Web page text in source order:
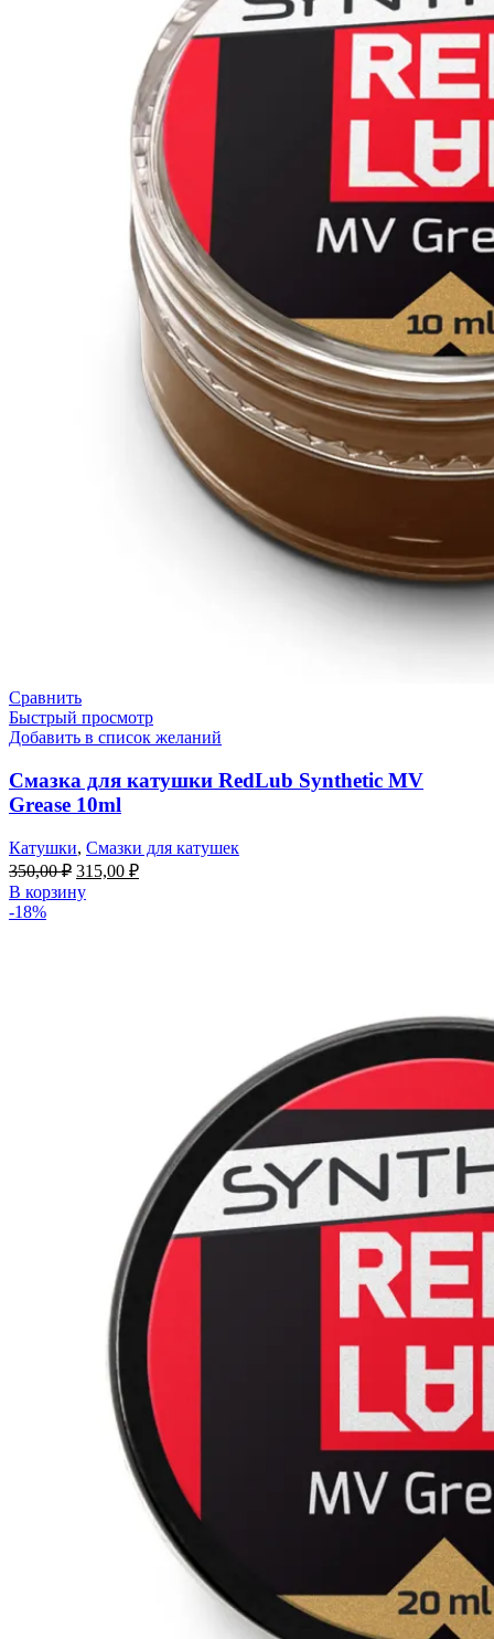
Сравнить
Быстрый просмотр
Добавить в список желаний
Смазка для катушки RedLub Synthetic MV
Grease 10ml
Катушки, Смазки для катушек
350,00₽ 315,00 ₽
В корзину
-18%